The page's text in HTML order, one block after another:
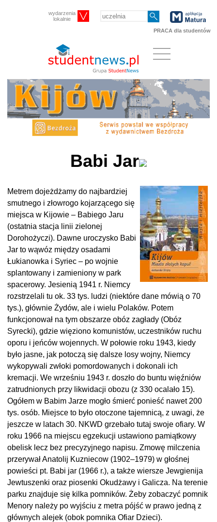
wydarzenia
lokalnie
PRACA dla studentów
Babi Jar
Metrem dojeżdżamy do najbardziej
smutnego i złowrogo kojarzącego się
miejsca w Kijowie – Babiego Jaru
(ostatnia stacja linii zielonej
Dorohożyczi). Dawne uroczysko Babi
Jar to wąwóz między osadami
Łukianowka i Syriec – po wojnie
splantowany i zamieniony w park
spacerowy. Jesienią 1941 r. Niemcy
rozstrzelali tu ok. 33 tys. ludzi (niektóre dane mówią o 70
tys.), głównie Żydów, ale i wielu Polaków. Potem
funkcjonował na tym obszarze obóz zagłady (Obóz
Syrecki), gdzie więziono komunistów, uczestników ruchu
oporu i jeńców wojennych. W połowie roku 1943, kiedy
było jasne, jak potoczą się dalsze losy wojny, Niemcy
wykopywali zwłoki pomordowanych i dokonali ich
kremacji. We wrześniu 1943 r. doszło do buntu więźniów
zatrudnionych przy likwidacji obozu (z 330 ocalało 15).
Ogółem w Babim Jarze mogło śmierć ponieść nawet 200
tys. osób. Miejsce to było otoczone tajemnicą, z uwagi, że
jeszcze w latach 30. NKWD grzebało tutaj swoje ofiary. W
roku 1966 na miejscu egzekucji ustawiono pamiątkowy
obelisk lecz bez precyzyjnego napisu. Zmowę milczenia
przerywał Anatolij Kuzniecow (1902–1979) w głośnej
powieści pt. Babi jar (1966 r.), a także wiersze Jewgienija
Jewtuszenki oraz piosenki Okudżawy i Galicza. Na terenie
parku znajduje się kilka pomników. Żeby zobaczyć pomnik
Menory należy po wyjściu z metra pójść w prawo jedną z
głównych alejek (obok pomnika Ofiar Dzieci).